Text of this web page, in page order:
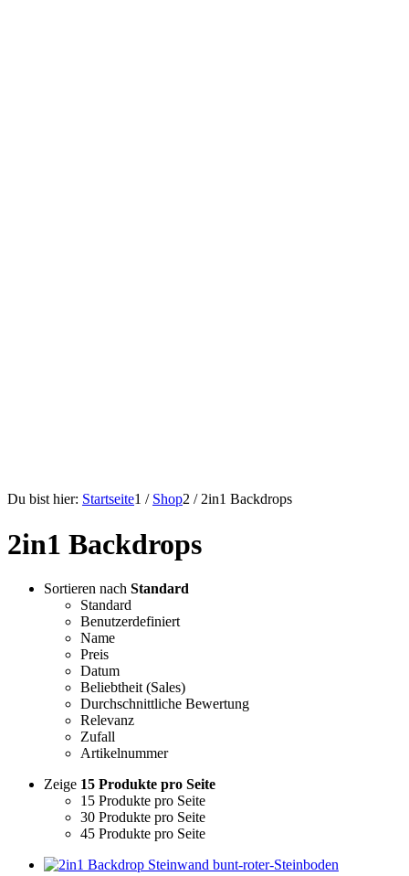
Du bist hier: Startseite1 / Shop2 / 2in1 Backdrops
2in1 Backdrops
Sortieren nach Standard
Standard
Benutzerdefiniert
Name
Preis
Datum
Beliebtheit (Sales)
Durchschnittliche Bewertung
Relevanz
Zufall
Artikelnummer
Zeige 15 Produkte pro Seite
15 Produkte pro Seite
30 Produkte pro Seite
45 Produkte pro Seite